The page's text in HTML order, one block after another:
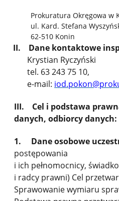
Prokuratura Okręgowa w
ul. Kard. Stefana
62-510 Konin
II. Dane kontaktowe
Krystian Ryczyński
tel. 63 243 75 10,
e-mail:
III. Cel i podstawa
danych, odbiorcy danych:
1. Dane osobowe
postępowania
i ich pełnomocnicy,
i radcy prawni) Cel
Sprawowanie wymiaru